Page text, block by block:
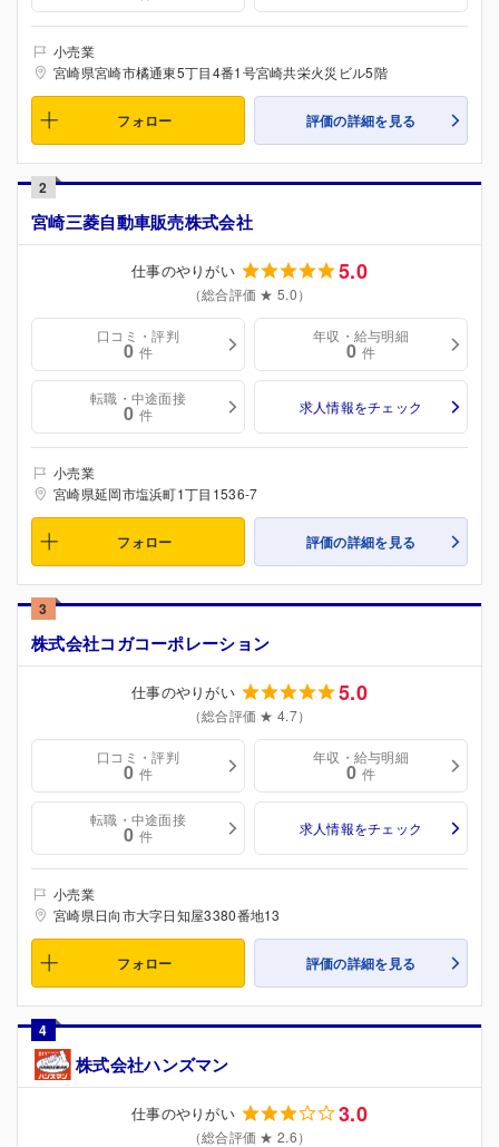
小売業
宮崎県宮崎市橘通東5丁目4番1号宮崎共栄火災ビル5階
フォロー 評価の詳細を見る
2
宮崎三菱自動車販売株式会社
仕事のやりがい 5.0
（総合評価 ★ 5.0）
口コミ・評判
0 件
年収・給与明細
0 件
転職・中途面接
0 件 求人情報をチェック
小売業
宮崎県延岡市塩浜町1丁目1536-7
フォロー 評価の詳細を見る
3
株式会社コガコーポレーション
仕事のやりがい 5.0
（総合評価 ★ 4.7）
口コミ・評判
0 件
年収・給与明細
0 件
転職・中途面接
0 件 求人情報をチェック
小売業
宮崎県日向市大字日知屋3380番地13
フォロー 評価の詳細を見る
4
株式会社ハンズマン
仕事のやりがい 3.0
（総合評価 ★ 2.6）